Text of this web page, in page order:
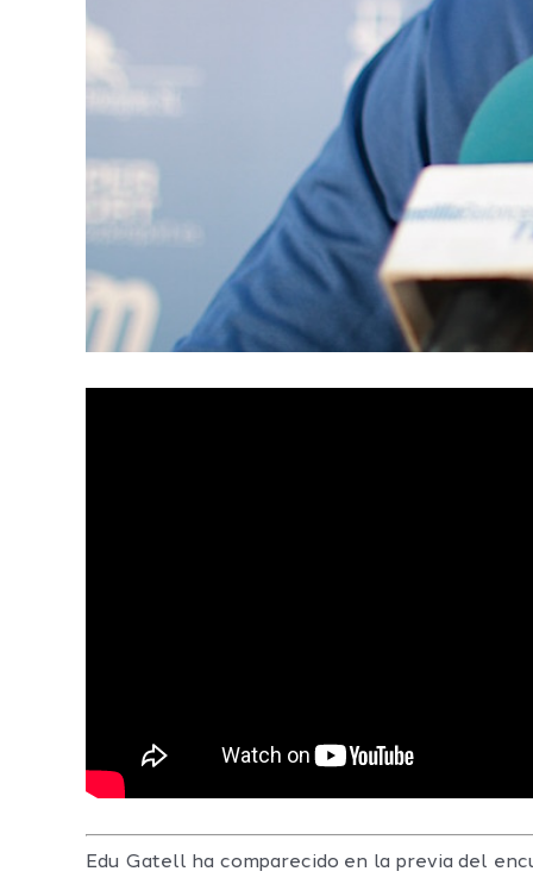
Edu Gatell ha comparecido en la previa del